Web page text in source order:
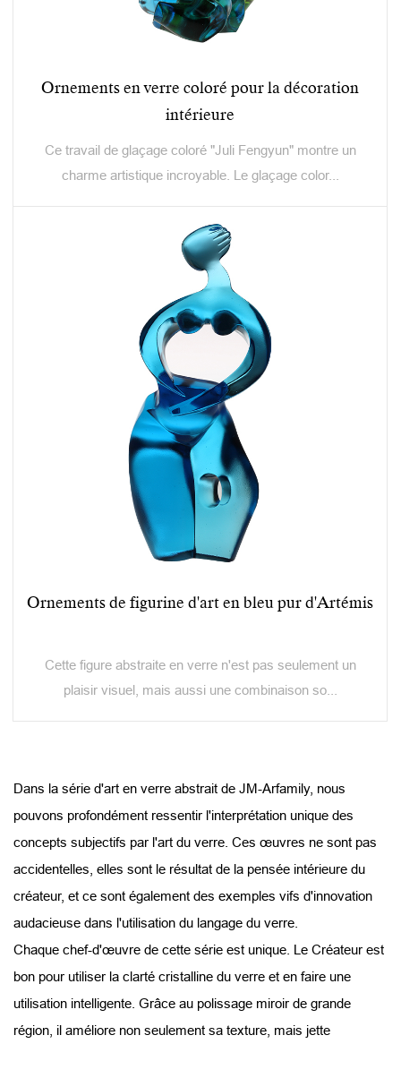
Ornements en verre coloré pour la décoration
intérieure
Ce travail de glaçage coloré "Juli Fengyun" montre un
charme artistique incroyable. Le glaçage color...
Ornements de figurine d'art en bleu pur d'Artémis
Cette figure abstraite en verre n'est pas seulement un
plaisir visuel, mais aussi une combinaison so...
Dans la série d'art en verre abstrait de JM-Arfamily, nous
pouvons profondément ressentir l'interprétation unique des
concepts subjectifs par l'art du verre. Ces œuvres ne sont pas
accidentelles, elles sont le résultat de la pensée intérieure du
créateur, et ce sont également des exemples vifs d'innovation
audacieuse dans l'utilisation du langage du verre.
Chaque chef-d'œuvre de cette série est unique. Le Créateur est
bon pour utiliser la clarté cristalline du verre et en faire une
utilisation intelligente. Grâce au polissage miroir de grande
région, il améliore non seulement sa texture, mais jette